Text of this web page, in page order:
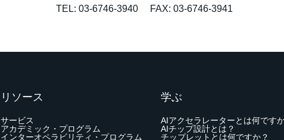
TEL: 03-6746-3940 FAX: 03-6746-3941
リソース
サービス
アカデミック・プログラム
インターオペラビリティ・プログラム
学ぶ
AIアクセラレーターとは何です
AIチップ設計とは？
チップレットとは何ですか？